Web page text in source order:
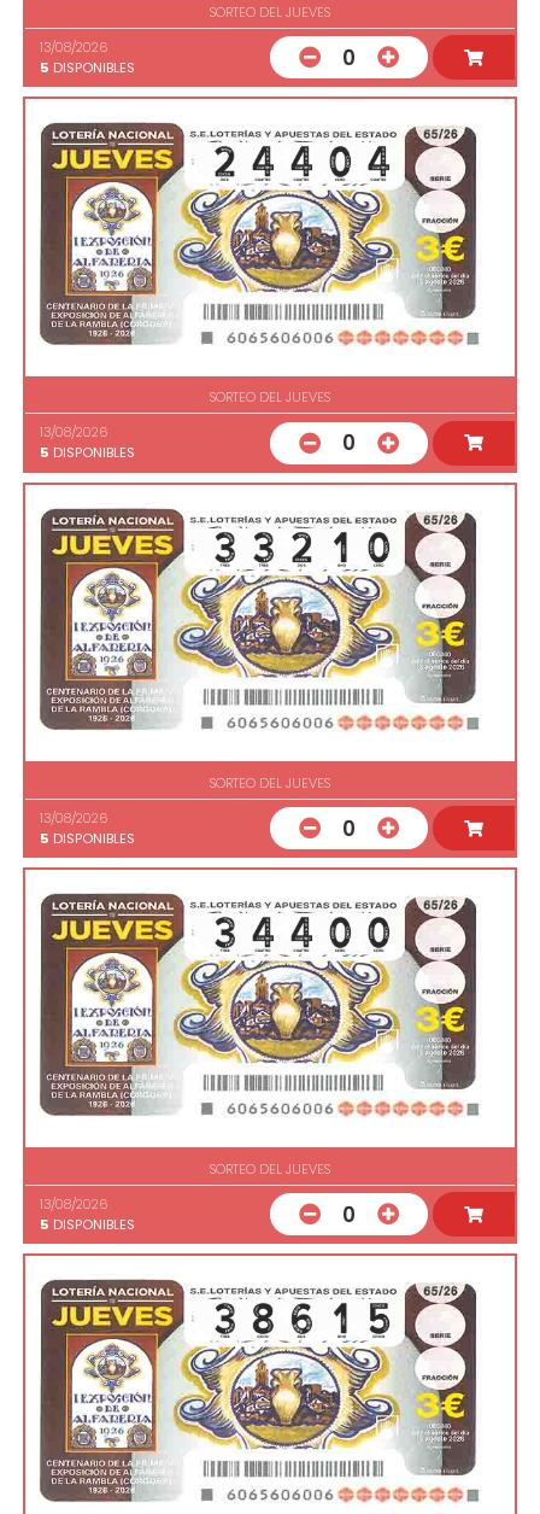
SORTEO DEL JUEVES
13/08/2026
5 DISPONIBLES 0
SORTEO DEL JUEVES
13/08/2026
5 DISPONIBLES 0
SORTEO DEL JUEVES
13/08/2026
5 DISPONIBLES 0
SORTEO DEL JUEVES
13/08/2026
5 DISPONIBLES 0